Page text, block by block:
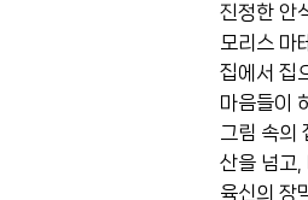
진정한 안
모리스 마
집에서 집
마음들이
그림 속의
산을 넘고,
육신의 장